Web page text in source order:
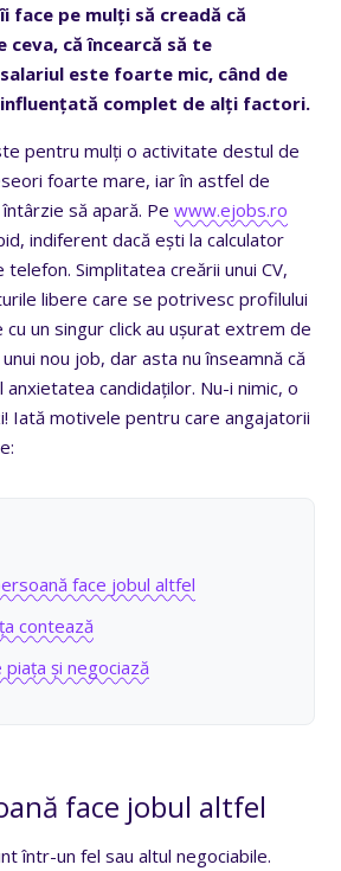
face pe mulți să creadă că
ceva, că încearcă să te
este foarte mic, când de
complet de alți factori.
pentru mulți o activitate destul de
foarte mare, iar în astfel de
să apară. Pewww.ejobs.ro
indiferent dacă ești la calculator
telefon. Simplitatea creării unui CV,
libere care se potrivesc profilului
cu un singur click au ușurat extrem de
nou job, dar asta nu înseamnă că
candidaților. Nu-i nimic, o
Iată motivele pentru care angajatorii
face jobul altfel
contează
piața și negociază
face jobul altfel
într-un fel sau altul negociabile.